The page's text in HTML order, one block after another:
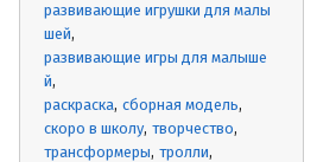
развивающие игрушки для малы
шей
развивающие игры для малыше
й
раскраска сборная модель
скоро в школу творчество
трансформеры тролли